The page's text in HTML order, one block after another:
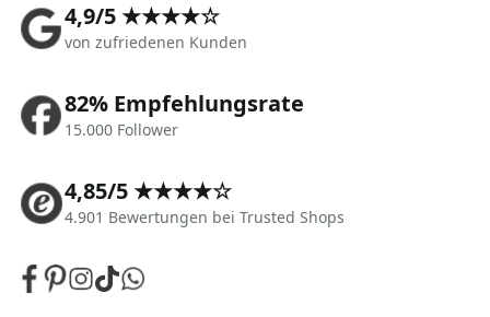
4,9/5 ★★★★☆
von zufriedenen Kunden
82% Empfehlungsrate
15.000 Follower
4,85/5 ★★★★☆
4.901 Bewertungen bei Trusted Shops